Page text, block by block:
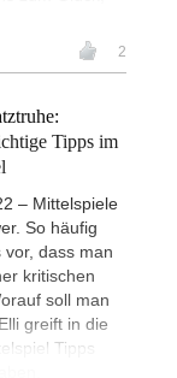
2
Tipps im
– Mittelspiele
So häufig
vor, dass man
kritischen
soll man
greift in die
Tipps